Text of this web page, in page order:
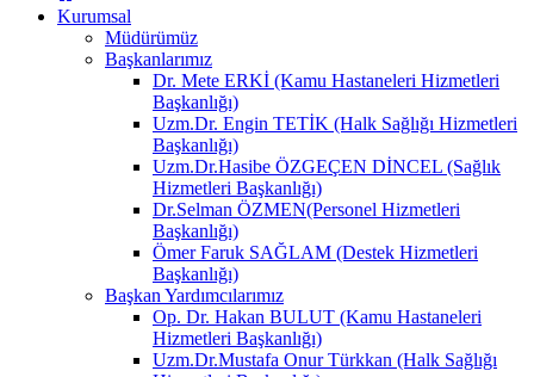
Kurumsal
Müdürümüz
Başkanlarımız
Dr. Mete ERKİ (Kamu Hastaneleri Hizmetleri
Başkanlığı)
Uzm.Dr. Engin TETİK (Halk Sağlığı Hizmetleri
Başkanlığı)
Uzm.Dr.Hasibe ÖZGEÇEN DİNCEL (Sağlık
Hizmetleri Başkanlığı)
Dr.Selman ÖZMEN(Personel Hizmetleri
Başkanlığı)
Ömer Faruk SAĞLAM (Destek Hizmetleri
Başkanlığı)
Başkan Yardımcılarımız
Op. Dr. Hakan BULUT (Kamu Hastaneleri
Hizmetleri Başkanlığı)
Uzm.Dr.Mustafa Onur Türkkan (Halk Sağlığı